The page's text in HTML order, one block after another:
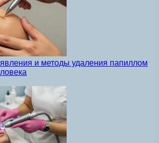
и методы удаления папиллом